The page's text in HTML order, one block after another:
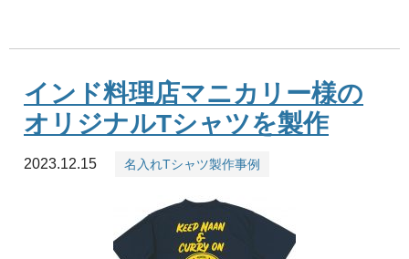
インド料理店マニカリー様の
オリジナルTシャツを製作
2023.12.15 名入れTシャツ製作事例